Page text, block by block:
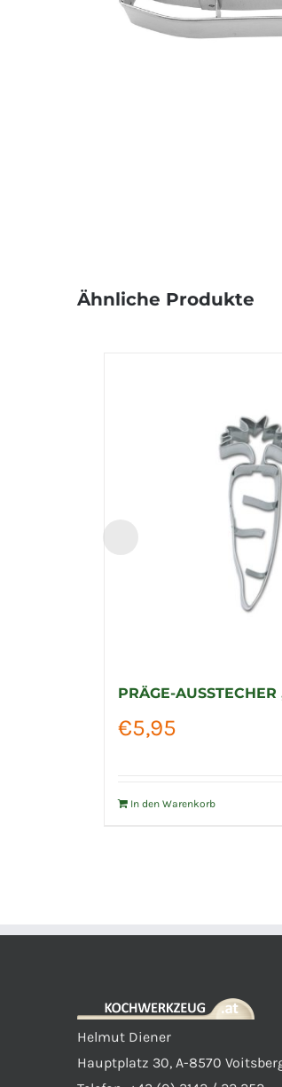
Ähnliche Produkte
PRÄGE-AUSSTECHER
€5,95
In den Warenkorb
Helmut Diener
Hauptplatz 30, A-8570